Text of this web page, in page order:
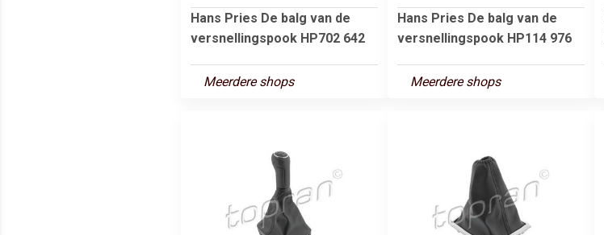
Hans Pries De balg van de
versnellingspook HP702 642
Meerdere shops
Hans Pries De balg van de
versnellingspook HP114 976
Meerdere shops